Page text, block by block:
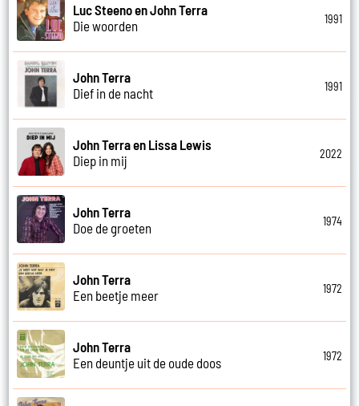
Luc Steeno en John Terra
Die woorden
1991
John Terra
Dief in de nacht
1991
John Terra en Lissa Lewis
Diep in mij
2022
John Terra
Doe de groeten
1974
John Terra
Een beetje meer
1972
John Terra
Een deuntje uit de oude doos
1972